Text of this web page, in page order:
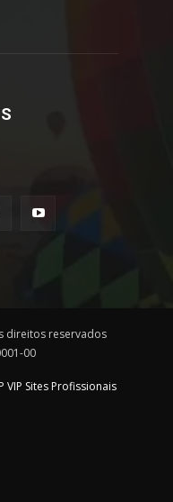
direitos reservados
00
Sites Profissionais